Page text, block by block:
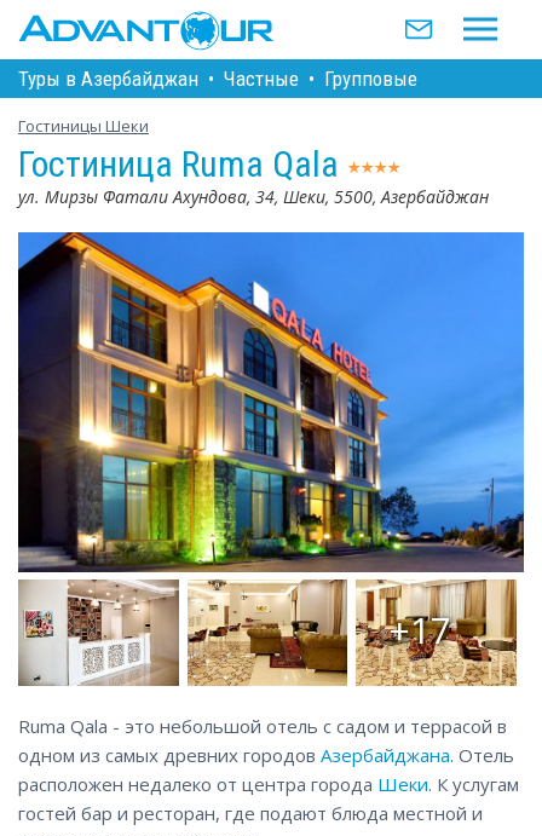
Туры в Азербайджан • Частные • Групповые
Гостиницы Шеки
Гостиница Ruma Qala
ул. Мирзы Фатали Ахундова, 34, Шеки, 5500, Азербайджан
+17
Ruma Qala - это небольшой отель с садом и террасой в
одном из самых древних городов Азербайджана. Отель
расположен недалеко от центра города Шеки. К услугам
гостей бар и ресторан, где подают блюда местной и